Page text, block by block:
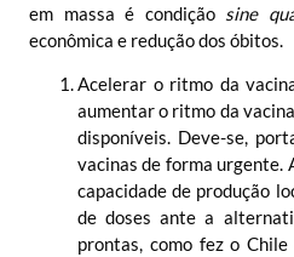
em massa é condição sine
econômica e redução dos óbitos.
Acelerar o ritmo da
aumentar o ritmo da
disponíveis. Deve-se,
vacinas de forma urgente.
capacidade de produção
de doses ante a
prontas, como fez o